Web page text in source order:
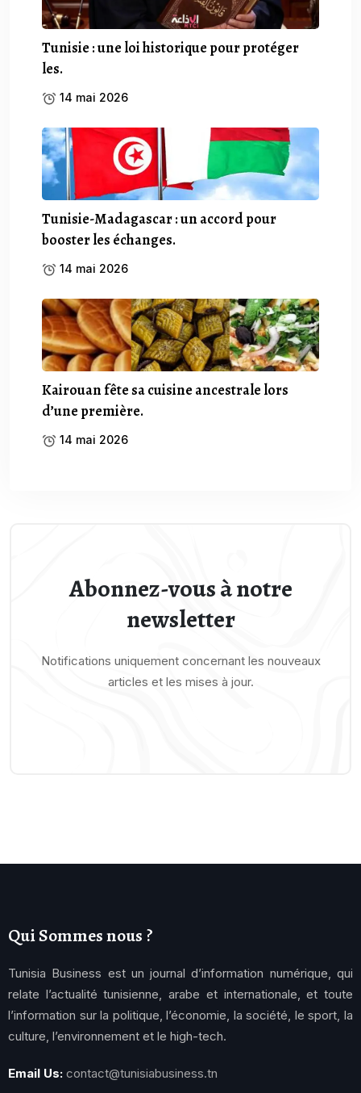
Tunisie : une loi historique pour protéger
les.
14 mai 2026
Tunisie-Madagascar : un accord pour
booster les échanges.
14 mai 2026
Kairouan fête sa cuisine ancestrale lors
d’une première.
14 mai 2026
Abonnez-vous à notre
newsletter
Notifications uniquement concernant les nouveaux
articles et les mises à jour.
Qui Sommes nous ?
Tunisia Business est un journal d’information numérique, qui
relate l’actualité tunisienne, arabe et internationale, et toute
l’information sur la politique, l’économie, la société, le sport, la
culture, l’environnement et le high-tech.
Email Us: contact@tunisiabusiness.tn